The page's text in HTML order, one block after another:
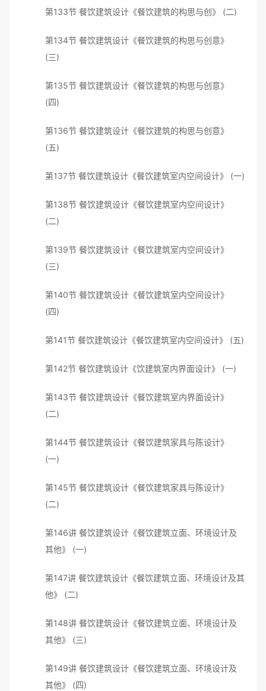
第133节 餐饮建筑设计《餐饮建筑的构思与创》 (二)
第134节 餐饮建筑设计《餐饮建筑的构思与创意》
(三)
第135节 餐饮建筑设计《餐饮建筑的构思与创意》
(四)
第136节 餐饮建筑设计《餐饮建筑的构思与创意》
(五)
第137节 餐饮建筑设计《餐饮建筑室内空间设计》 (一)
第138节 餐饮建筑设计《餐饮建筑室内空间设计》
(二)
第139节 餐饮建筑设计《餐饮建筑室内空间设计》
(三)
第140节 餐饮建筑设计《餐饮建筑室内空间设计》
(四)
第141节 餐饮建筑设计《餐饮建筑室内空间设计》 (五)
第142节 餐饮建筑设计《饮建筑室内界面设计》 (一)
第143节 餐饮建筑设计《餐饮建筑室内界面设计》
(二)
第144节 餐饮建筑设计《餐饮建筑家具与陈设计》
(一)
第145节 餐饮建筑设计《餐饮建筑家具与陈设计》
(二)
第146讲 餐饮建筑设计《餐饮建筑立面、环境设计及
其他》 (一)
第147讲 餐饮建筑设计《餐饮建筑立面、环境设计及其
他》 (二)
第148讲 餐饮建筑设计《餐饮建筑立面、环境设计及
其他》 (三)
第149讲 餐饮建筑设计《餐饮建筑立面、环境设计及
其他》 (四)